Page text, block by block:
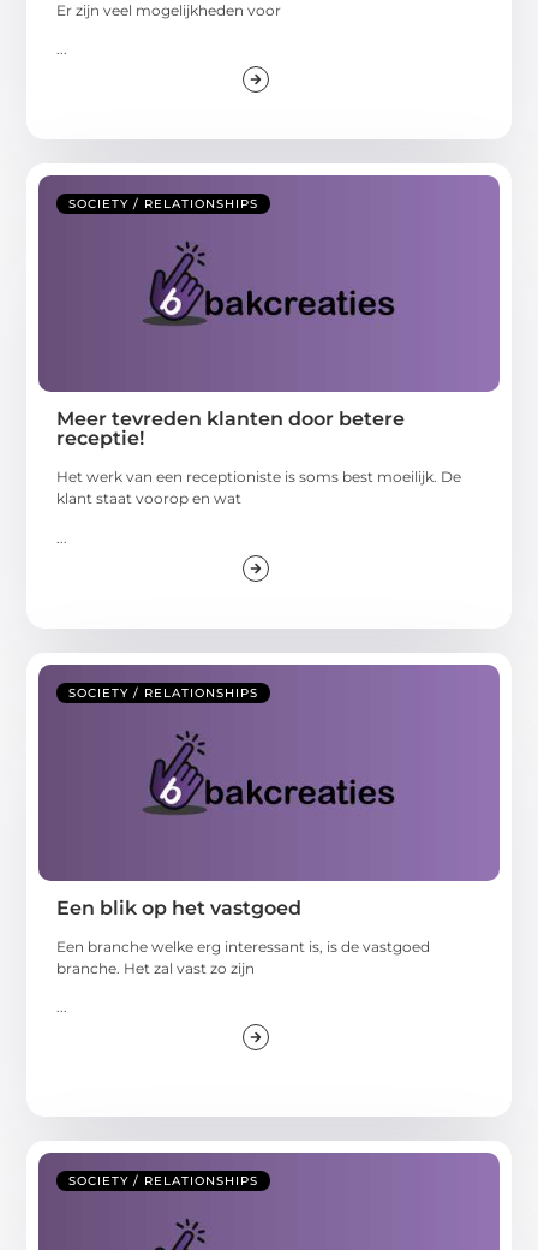
Er zijn veel mogelijkheden voor
...
SOCIETY / RELATIONSHIPS
Meer tevreden klanten door betere
receptie!
Het werk van een receptioniste is soms best moeilijk. De
klant staat voorop en wat
SOCIETY / RELATIONSHIPS
Een blik op het vastgoed
Een branche welke erg interessant is, is de vastgoed
branche. Het zal vast zo zijn
...
SOCIETY / RELATIONSHIPS